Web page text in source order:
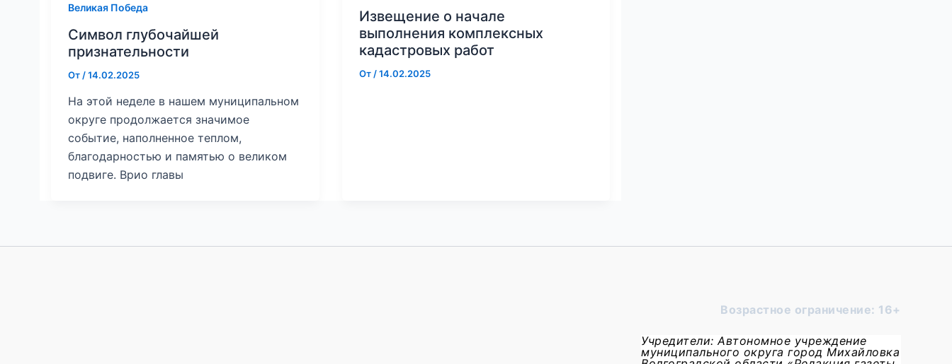
Великая Победа
Символ глубочайшей
признательности
От /14.02.2025
На этой неделе в нашем муниципальном
округе продолжается значимое
событие, наполненное теплом,
благодарностью и памятью о великом
подвиге. Врио главы
Извещение о начале
выполнения комплексных
кадастровых работ
От /14.02.2025
Возрастное ограничение: 16+
Учредители: Автономное учреждение
муниципального округа город Михайловка